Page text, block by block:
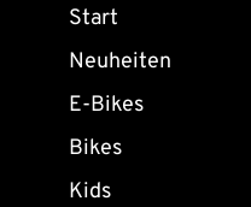
Start
Neuheiten
E-Bikes
Bikes
Kids